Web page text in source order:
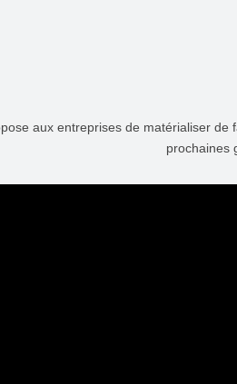
aux entreprises de matérialiser
prochaines